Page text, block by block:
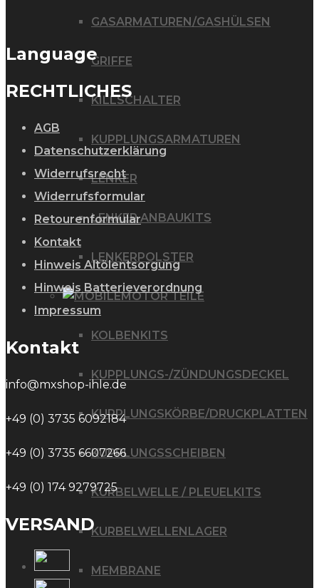
GASARMATUREN/GASHÜLSEN
GRIFFE
KILLSCHALTER
KUPPLUNGSARMATUREN
LENKER
LENKER ANBAUKITS
LENKERPOLSTER
MOTOR TEILE
KOLBENKITS
KUPPLUNGS-/ZÜNDUNGSDECKEL
KUPPLUNGSKÖRBE/DRUCKPLATTEN
KUPPLUNGSSCHEIBEN
KURBELWELLE / PLEUELKITS
KURBELWELLENLAGER
MEMBRANE
Language
RECHTLICHES
AGB
Datenschutzerklärung
Widerrufsrecht
Widerrufsformular
Retourenformular
Kontakt
Hinweis Altölentsorgung
Hinweis Batterieverordnung
Impressum
Kontakt
info@mxshop-ihle.de
+49 (0) 3735 6092184
+49 (0) 3735 6607266
+49 (0) 174 9279725
VERSAND